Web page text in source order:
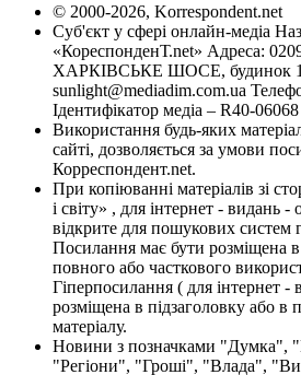
© 2000-2026, Korrespondent.net
Суб'єкт у сфері онлайн-медіа
«КореспонденТ.net» Адреса:
ХАРКІВСЬКЕ ШОСЕ, будинок
sunlight@mediadim.com.ua
Ідентифікатор медіа – R40-06068
Використання будь-яких
сайті, дозволяється за умови
Корреспондент.net.
При копіюванні матеріалів зі
і світу» , для інтернет - видань -
відкрите для пошукових систем
Посилання має бути розміщена в
повного або часткового
Гіперпосилання ( для інтернет
розміщена в підзаголовку або в
матеріалу.
Новини з позначками "Думка",
"Регіони", "Гроші", "Влада",